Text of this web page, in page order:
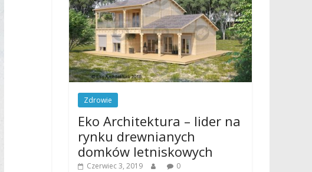
Zdrowie
Eko Architektura – lider na
rynku drewnianych
domków letniskowych
Czerwiec 3, 2019 0